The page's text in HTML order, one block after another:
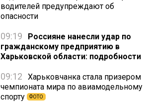
водителей предупреждают об
опасности
09:19
Россияне нанесли удар по
гражданскому предприятию в
Харьковской области: подробности
09:12
Харьковчанка стала призером
чемпионата мира по авиамодельному
спорту
ФОТО